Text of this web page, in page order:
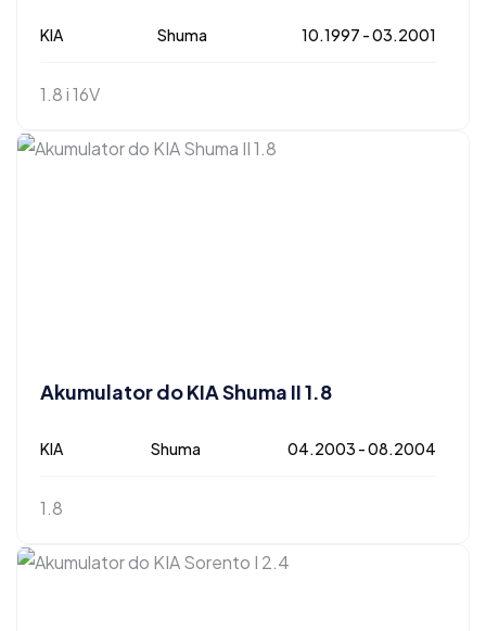
KIA Shuma 10.1997 - 03.2001
1.8 i 16V
Akumulator do KIA Shuma II 1.8
KIA Shuma 04.2003 - 08.2004
1.8